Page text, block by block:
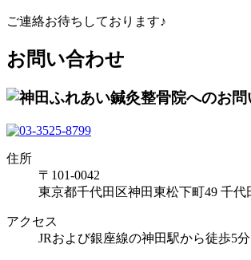
ご連絡お待ちしております♪
お問い合わせ
住所
〒101-0042
東京都千代田区神田東松下町49 千代
アクセス
JRおよび銀座線の神田駅から徒歩5分